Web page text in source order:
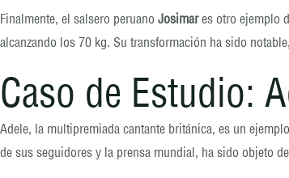
Finalmente, el salsero peruano Josimares otro ejemplo
alcanzando los 70 kg. Su transformación ha sido
Caso de Estudio:
Adele, la multipremiada cantante británica, es un
de sus seguidores y la prensa mundial, ha sido objeto